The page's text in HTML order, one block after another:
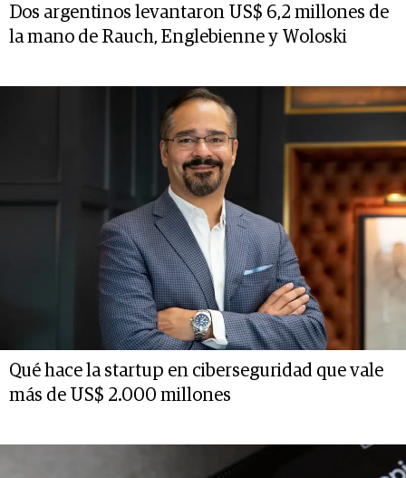
Dos argentinos levantaron US$ 6,2 millones de
la mano de Rauch, Englebienne y Woloski
Qué hace la startup en ciberseguridad que vale
más de US$ 2.000 millones